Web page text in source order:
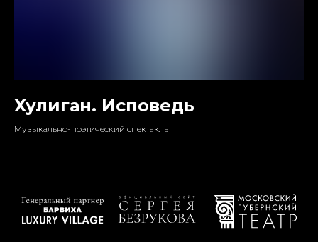
Хулиган. Исповедь
Музыкально-поэтический спектакль